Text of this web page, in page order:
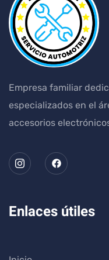
Empresa familiar
especializados en el
accesorios
Enlaces útiles